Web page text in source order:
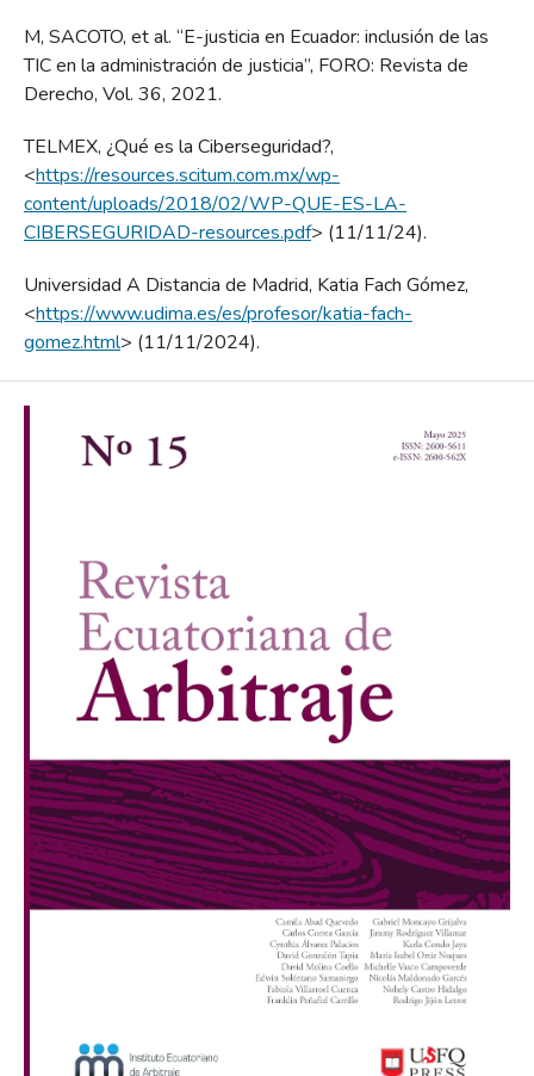
M, SACOTO, et al. “E-justicia en Ecuador: inclusión de las
TIC en la administración de justicia”, FORO: Revista de
Derecho, Vol. 36, 2021.
TELMEX, ¿Qué es la Ciberseguridad?,
<https://resources.scitum.com.mx/wp-
content/uploads/2018/02/WP-QUE-ES-LA-
CIBERSEGURIDAD-resources.pdf> (11/11/24).
Universidad A Distancia de Madrid, Katia Fach Gómez,
<https://www.udima.es/es/profesor/katia-fach-
gomez.html> (11/11/2024).